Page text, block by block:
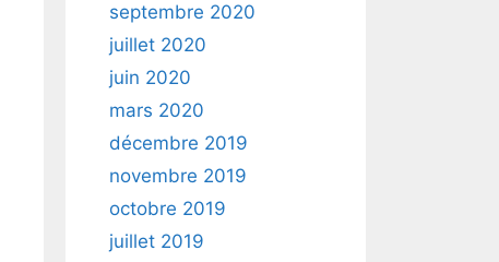
septembre 2020
juillet 2020
juin 2020
mars 2020
décembre 2019
novembre 2019
octobre 2019
juillet 2019